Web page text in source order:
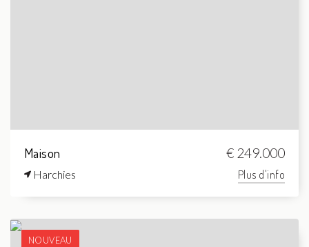
Maison € 249.000
Harchies Plus d'info
NOUVEAU